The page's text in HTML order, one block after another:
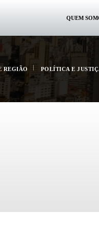
QUEM
REGIÃO POLÍTICA E